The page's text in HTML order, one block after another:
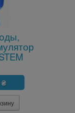
₴